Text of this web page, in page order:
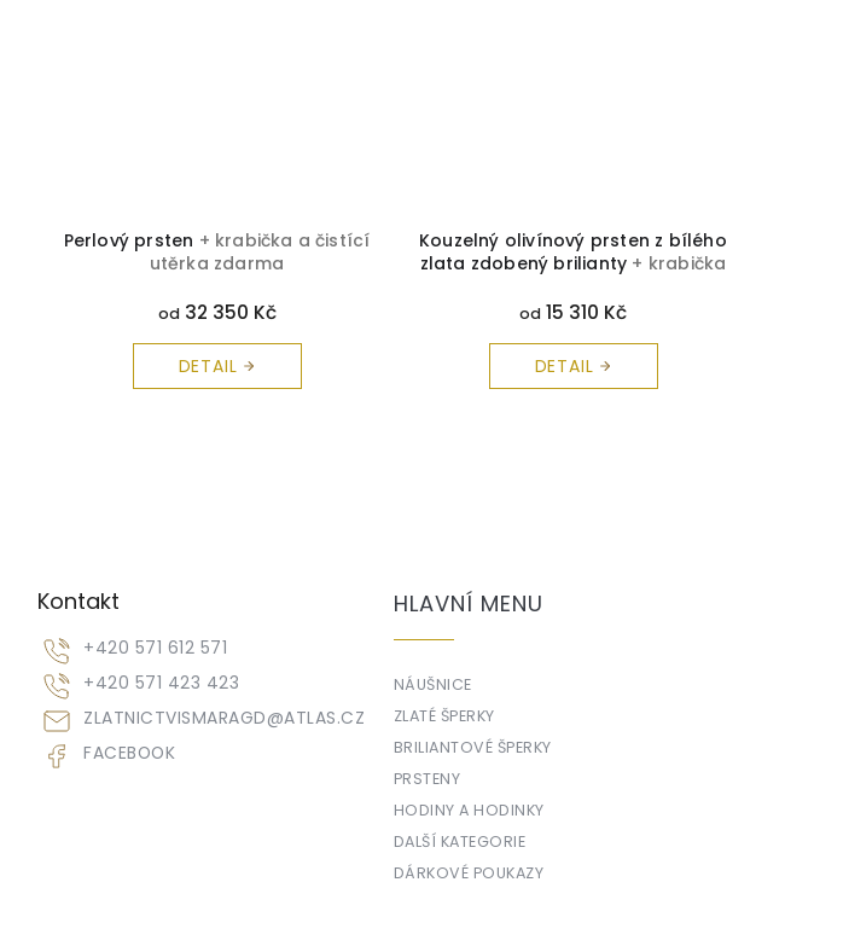
Perlový prsten + krabička a čistící
utěrka zdarma
od32 350 Kč
DETAIL
Kouzelný olivínový prsten z bílého
zlata zdobený brilianty + krabička
od 15 310 Kč
DETAIL
Kontakt
ZLATNICTVISMARAGD@ATLAS.CZ
+420 571 612 571
+420 571 423 423
FACEBOOK
HLAVNÍ MENU
NÁUŠNICE
ZLATÉ ŠPERKY
BRILIANTOVÉ ŠPERKY
PRSTENY
HODINY A HODINKY
DALŠÍ KATEGORIE
DÁRKOVÉ POUKAZY